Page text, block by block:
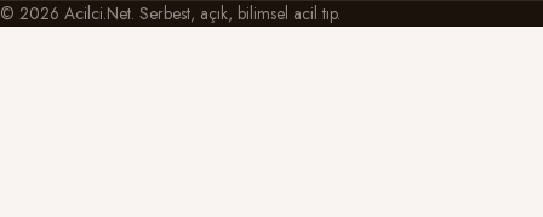
© 2026 Acilci.Net. Serbest, açık, bilimsel acil tıp.